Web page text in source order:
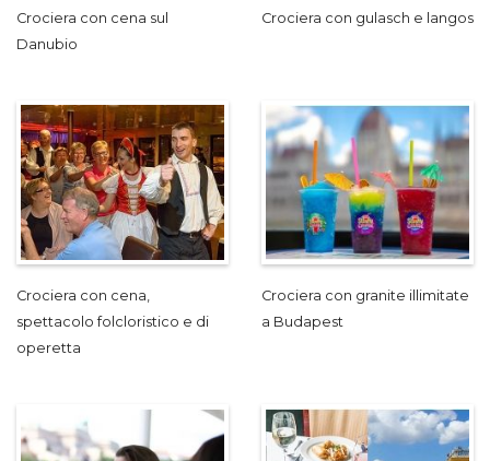
Crociera con cena sul
Danubio
Crociera con gulasch e langos
Crociera con cena,
spettacolo folcloristico e di
operetta
Crociera con granite illimitate
a Budapest